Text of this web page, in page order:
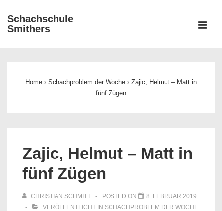
Zum
Inhalt
Schachschule
Smithers
Home › Schachproblem der Woche › Zajic, Helmut – Matt in
fünf Zügen
Zajic, Helmut – Matt in
fünf Zügen
CHRISTIAN SCHMITT POSTED ON
8. FEBRUAR 2019
VERÖFFENTLICHT IN SCHACHPROBLEM DER WOCHE